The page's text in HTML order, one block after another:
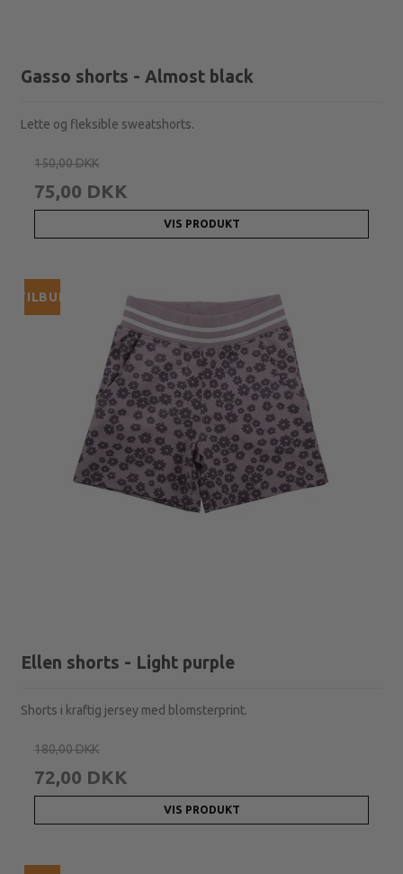
Gasso shorts - Almost black
Lette og fleksible sweatshorts.
150,00 DKK
75,00 DKK
VIS PRODUKT
TILBUD
Ellen shorts - Light purple
Shorts i kraftig jersey med blomsterprint.
180,00 DKK
72,00 DKK
VIS PRODUKT